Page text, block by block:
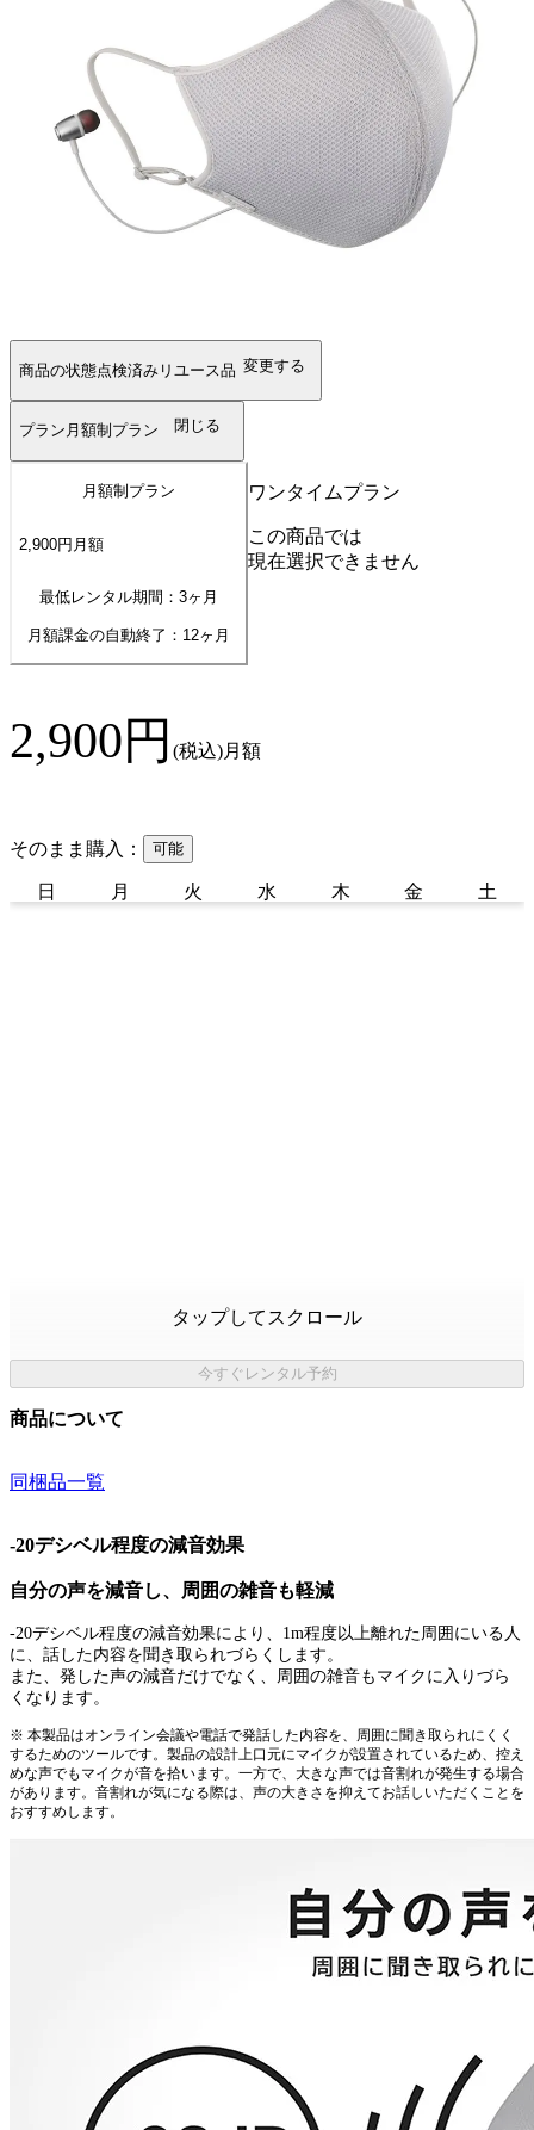
商品の状態点検済みリユース品 変更する
プラン 月額制プラン 閉じる
月額制プラン
2,900円 月額
最低レンタル期間：3ヶ月
月額課金の自動終了： 12ヶ月
ワンタイムプラン
この商品では
現在選択できません
2,900円 (税込)月額
そのまま購入： 可能
日 月 火 水 木 金 土
タップしてスクロール
今すぐレンタル予約
商品について
同梱品一覧
-20デシベル程度の減音効果
自分の声を減音し、周囲の雑音も軽減
-20デシベル程度の減音効果により、1m程度以上離れた周囲にいる人
に、話した内容を聞き取られづらくします。
また、発した声の減音だけでなく、周囲の雑音もマイクに入りづら
くなります。
※ 本製品はオンライン会議や電話で発話した内容を、周囲に聞き取られにくく
するためのツールです。製品の設計上口元にマイクが設置されているため、控え
めな声でもマイクが音を拾います。一方で、大きな声では音割れが発生する場合
があります。音割れが気になる際は、声の大きさを抑えてお話しいただくことを
おすすめします。